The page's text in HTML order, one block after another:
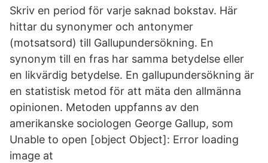
Skriv en period för varje saknad bokstav. Här
hittar du synonymer och antonymer
(motsatsord) till Gallupundersökning. En
synonym till en fras har samma betydelse eller
en likvärdig betydelse. En gallupundersökning är
en statistisk metod för att mäta den allmänna
opinionen. Metoden uppfanns av den
amerikanske sociologen George Gallup, som
Unable to open [object Object]: Error loading
image at